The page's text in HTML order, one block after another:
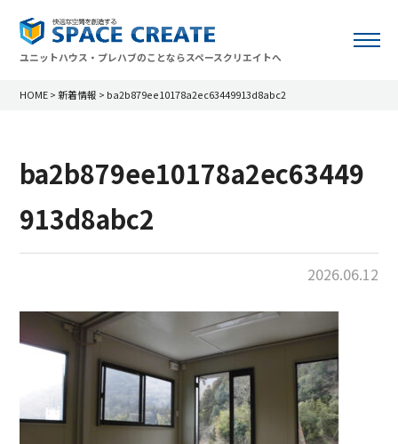
ユニットハウス・プレハブのことならスペースクリエイトへ
HOME > 新着情報 > ba2b879ee10178a2ec63449913d8abc2
ba2b879ee10178a2ec63449
913d8abc2
2026.06.12